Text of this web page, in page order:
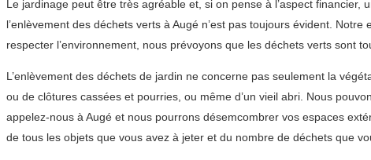
Le jardinage peut être très agréable et, si on pense à l’aspect
l’enlèvement des déchets verts à Augé n’est pas toujours évident.
respecter l’environnement, nous prévoyons que les déchets verts sont
L’enlèvement des déchets de jardin ne concerne pas seulement la
ou de clôtures cassées et pourries, ou même d’un vieil abri. Nous
appelez-nous à Augé et nous pourrons désemcombrer vos espaces
de tous les objets que vous avez à jeter et du nombre de déchets que